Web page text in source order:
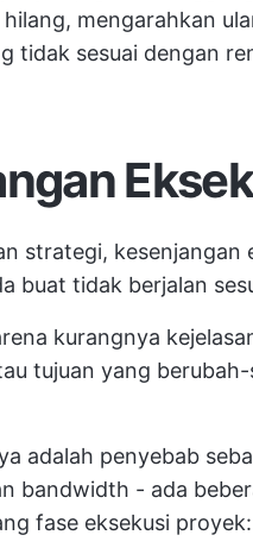
mengarahkan
tidak sesuai dengan
strategi, kesenjangan
buat tidak berjalan
kurangnya
tujuan yang
adalah penyebab
bandwidth - ada
fase eksekusi proyek: